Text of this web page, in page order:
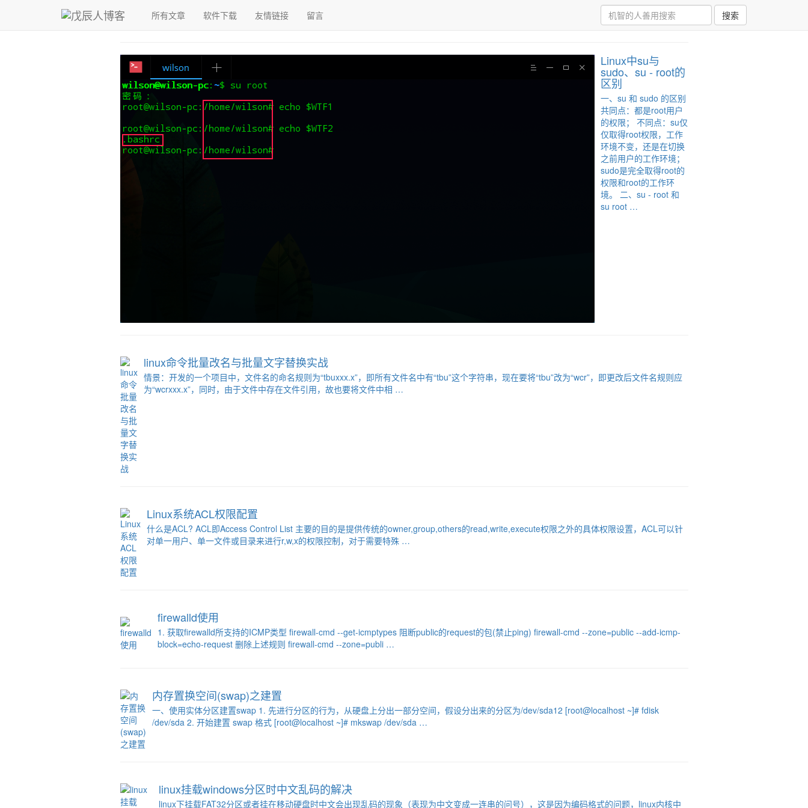
所有文章 软件下载 友情链接 留言 搜索
青，取之于蓝而青于蓝；冰，水为之而寒于水。
Linux中su与
sudo、su - root的
区别
一、su 和 sudo 的区别
共同点：都是root用户
的权限； 不同点：su仅
仅取得root权限，工作
环境不变，还是在切换
之前用户的工作环境；
sudo是完全取得root的
权限和root的工作环
境。 二、su - root 和
su root …
linux命令批量改名与批量文字替换实战
情景：开发的一个项目中，文件名的命名规则为“tbuxxx.x”，即所有文件名中有“tbu”这个字符串，现在要将“tbu”改为“wcr”，即更改后文件名规则应
为“wcrxxx.x”，同时，由于文件中存在文件引用，故也要将文件中相 …
Linux系统ACL权限配置
什么是ACL? ACL即Access Control List 主要的目的是提供传统的owner,group,others的read,write,execute权限之外的具体权限设置，ACL可以针
对单一用户、单一文件或目录来进行r,w,x的权限控制，对于需要特殊 …
firewalld使用
1. 获取firewalld所支持的ICMP类型 firewall-cmd --get-icmptypes 阻断public的request的包(禁止ping) firewall-cmd --zone=public --add-icmp-
block=echo-request 删除上述规则 firewall-cmd --zone=publi …
内存置换空间(swap)之建置
一、使用实体分区建置swap 1. 先进行分区的行为，从硬盘上分出一部分空间，假设分出来的分区为/dev/sda12 [root@localhost ~]# fdisk
/dev/sda 2. 开始建置 swap 格式 [root@localhost ~]# mkswap /dev/sda …
linux挂载windows分区时中文乱码的解决
linux下挂载FAT32分区或者挂在移动硬盘时中文会出现乱码的现象（表现为中文变成一连串的问号），这是因为编码格式的问题，linux内核中